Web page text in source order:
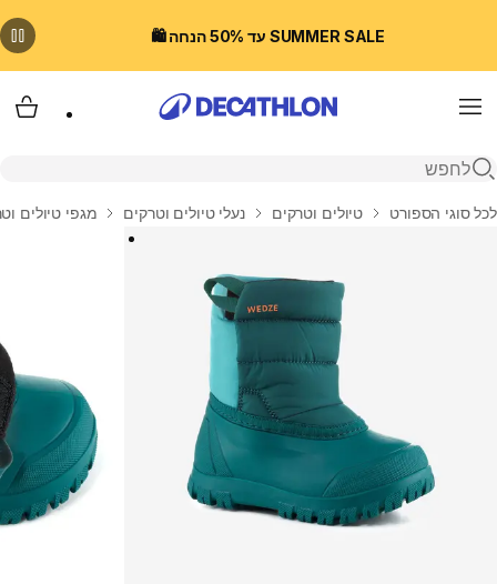
SUMMER SALE עד 50% הנחה 🛍️
Menu
פתיחת חיפוש
בית
לכל סוגי הספורט טיולים וטרקים נעלי טיולים וטרקים מגפי טיולים